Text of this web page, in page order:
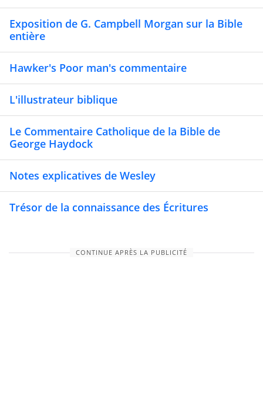
Exposition de G. Campbell Morgan sur la Bible
entière
Hawker's Poor man's commentaire
L'illustrateur biblique
Le Commentaire Catholique de la Bible de
George Haydock
Notes explicatives de Wesley
Trésor de la connaissance des Écritures
CONTINUE APRÈS LA PUBLICITÉ